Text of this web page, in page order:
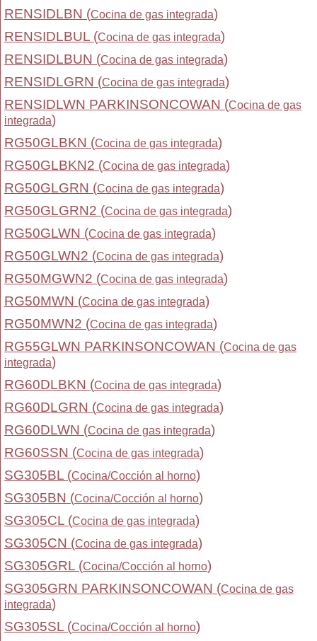
RENSIDLBN (Cocina de gas integrada)
RENSIDLBUL (Cocina de gas integrada)
RENSIDLBUN (Cocina de gas integrada)
RENSIDLGRN (Cocina de gas integrada)
RENSIDLWN PARKINSONCOWAN (Cocina de gas
integrada)
RG50GLBKN (Cocina de gas integrada)
RG50GLBKN2 (Cocina de gas integrada)
RG50GLGRN (Cocina de gas integrada)
RG50GLGRN2 (Cocina de gas integrada)
RG50GLWN (Cocina de gas integrada)
RG50GLWN2 (Cocina de gas integrada)
RG50MGWN2 (Cocina de gas integrada)
RG50MWN (Cocina de gas integrada)
RG50MWN2 (Cocina de gas integrada)
RG55GLWN PARKINSONCOWAN (Cocina de gas
integrada)
RG60DLBKN (Cocina de gas integrada)
RG60DLGRN (Cocina de gas integrada)
RG60DLWN (Cocina de gas integrada)
RG60SSN (Cocina de gas integrada)
SG305BL (Cocina/Cocción al horno)
SG305BN (Cocina/Cocción al horno)
SG305CL (Cocina de gas integrada)
SG305CN (Cocina de gas integrada)
SG305GRL (Cocina/Cocción al horno)
SG305GRN PARKINSONCOWAN (Cocina de gas
integrada)
SG305SL (Cocina/Cocción al horno)